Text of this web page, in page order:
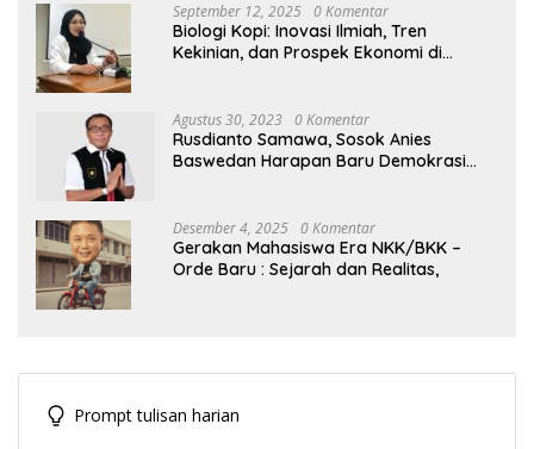
September 12, 2025 0 Komentar
Biologi Kopi: Inovasi Ilmiah, Tren
Kekinian, dan Prospek Ekonomi di
Agustus 30, 2023 0 Komentar
Rusdianto Samawa, Sosok Anies
Baswedan Harapan Baru Demokrasi
Desember 4, 2025 0 Komentar
Gerakan Mahasiswa Era NKK/BKK –
Orde Baru : Sejarah dan Realitas,
Prompt tulisan harian